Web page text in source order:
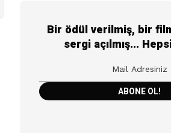
Bir ödül verilmiş, bir
sergi açılmış...